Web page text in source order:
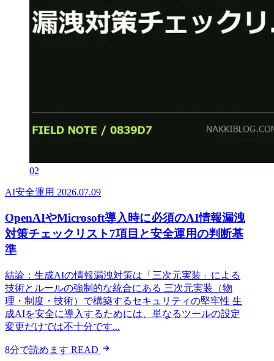
02
AI安全運用 2026.07.09
OpenAIやMicrosoft導入時に必須のAI情報漏洩
対策チェックリスト7項目と安全運用の判断基
準
結論：生成AIの情報漏洩対策は「三次元実装」による
技術とルールの強制的な統合にある 三次元実装（物
理・制度・技術）で構築するセキュリティの堅牢性 生
成AIを安全に導入するためには、単なるツールの設定
変更だけでは不十分です...
8分で読めます READ